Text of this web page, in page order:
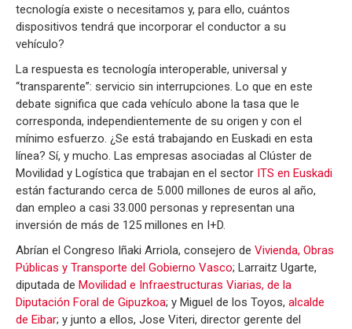
tecnología existe o necesitamos y, para ello, cuántos
dispositivos tendrá que incorporar el conductor a su
vehículo?
La respuesta es tecnología interoperable, universal y
“transparente”: servicio sin interrupciones. Lo que en este
debate significa que cada vehículo abone la tasa que le
corresponda, independientemente de su origen y con el
mínimo esfuerzo. ¿Se está trabajando en Euskadi en esta
línea? Sí, y mucho. Las empresas asociadas al Clúster de
Movilidad y Logística que trabajan en el sector ITS en Euskadi
están facturando cerca de 5.000 millones de euros al año,
dan empleo a casi 33.000 personas y representan una
inversión de más de 125 millones en I+D.
Abrían el Congreso Iñaki Arriola, consejero de Vivienda, Obras
Públicas y Transporte del Gobierno Vasco; Larraitz Ugarte,
diputada de Movilidad e Infraestructuras Viarias, de la
Diputación Foral de Gipuzkoa; y Miguel de los Toyos, alcalde
de Eibar; y junto a ellos, Jose Viteri, director gerente del